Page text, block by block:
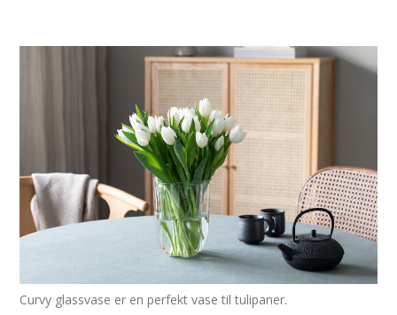
Curvy glassvase er en perfekt vase til tulipaner.